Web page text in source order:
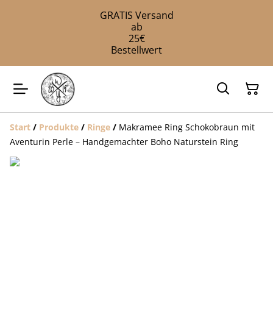
GRATIS Versand
ab
25€
Bestellwert
Start / Produkte / Ringe / Makramee Ring Schokobraun mit
Aventurin Perle – Handgemachter Boho Naturstein Ring